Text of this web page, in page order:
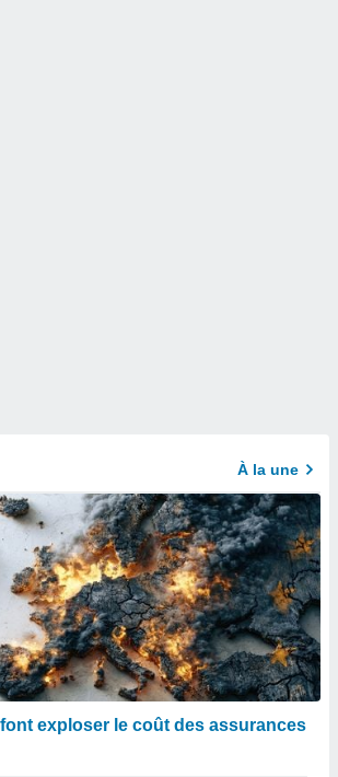
À la une
exploser le coût des assurances